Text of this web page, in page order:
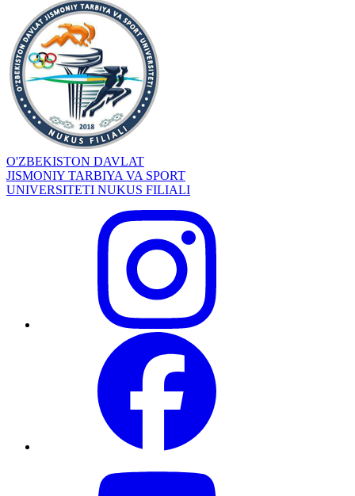
O'ZBEKISTON DAVLAT
JISMONIY TARBIYA VA SPORT
UNIVERSITETI NUKUS FILIALI